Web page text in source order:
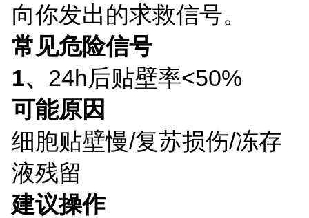
向你发出的求救信号。
常见危险信号
1、 24h后贴壁率<50%
可能原因
细胞贴壁慢/复苏损伤/冻存
液残留
建议操作